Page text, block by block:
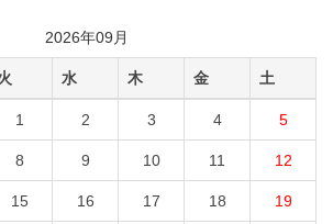
2026年09月
水 木 金 土
1 2 3 4 5
8 9 10 11 12
15 16 17 18 19